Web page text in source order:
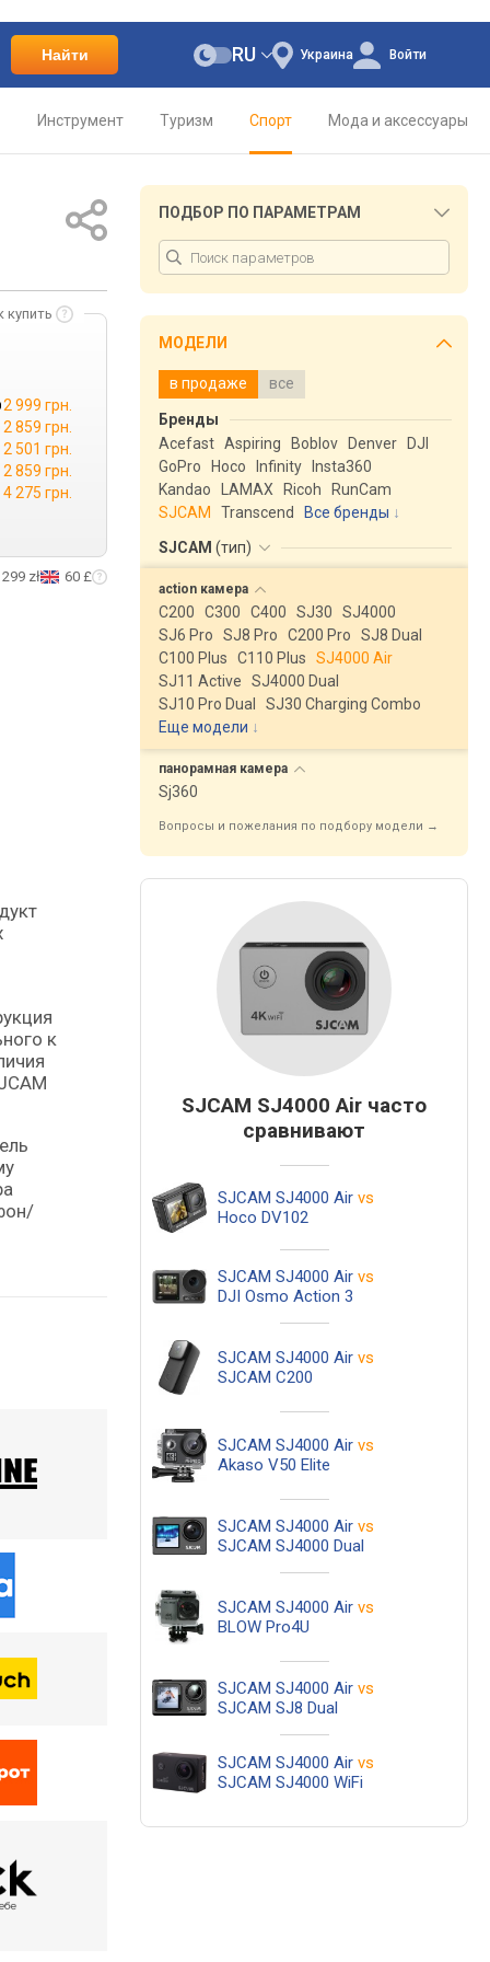
Найти Украина
RU Войти
Инструмент Туризм Спорт Мода и аксессуары
купить
2 999 грн.
2 859 грн.
2 501 грн.
2 859 грн.
4 275 грн.
299 zł 60 £
к
ПОДБОР ПО ПАРАМЕТРАМ
МОДЕЛИ
в продаже все
Бренды
Acefast Aspiring Boblov Denver
DJI
GoPro
Hoco Infinity
Insta360
Kandao
LAMAX Ricoh
RunCam
SJCAM
Transcend
Все бренды
SJCAM (тип)
action камера
C200 C300 C400 SJ30
SJ4000
SJ6 Pro
SJ8 Pro C200 Pro
SJ8 Dual
C100 Plus
C110 Plus
SJ4000 Air
SJ11 Active
SJ4000 Dual
SJ10 Pro Dual
SJ30 Charging Combo
Еще модели ↓
панорамная камера
Sj360
Вопросы и пожелания по подбору модели →
SJCAM SJ4000 Air часто
сравнивают
SJCAM SJ4000 Air vs
Hoco DV102
SJCAM SJ4000 Air vs
DJI Osmo Action 3
SJCAM SJ4000 Air vs
SJCAM C200
SJCAM SJ4000 Air vs
Akaso V50 Elite
SJCAM SJ4000 Air vs
SJCAM SJ4000 Dual
SJCAM SJ4000 Air vs
BLOW Pro4U
SJCAM SJ4000 Air vs
SJCAM SJ8 Dual
SJCAM SJ4000 Air vs
SJCAM SJ4000 WiFi